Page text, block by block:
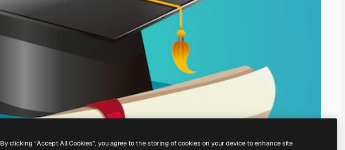
By clicking “Accept All Cookies”, you agree to the storing of cookies on your device to enhance site